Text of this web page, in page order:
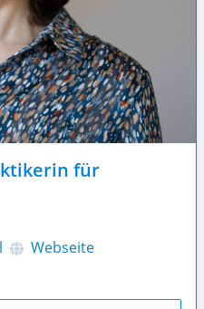
für
Webseite